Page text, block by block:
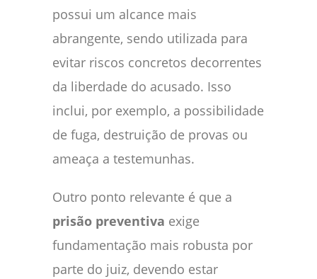
possui um alcance mais
abrangente, sendo utilizada para
evitar riscos concretos decorrentes
da liberdade do acusado. Isso
inclui, por exemplo, a possibilidade
de fuga, destruição de provas ou
ameaça a testemunhas.
Outro ponto relevante é que a
prisão preventiva exige
fundamentação mais robusta por
parte do juiz, devendo estar